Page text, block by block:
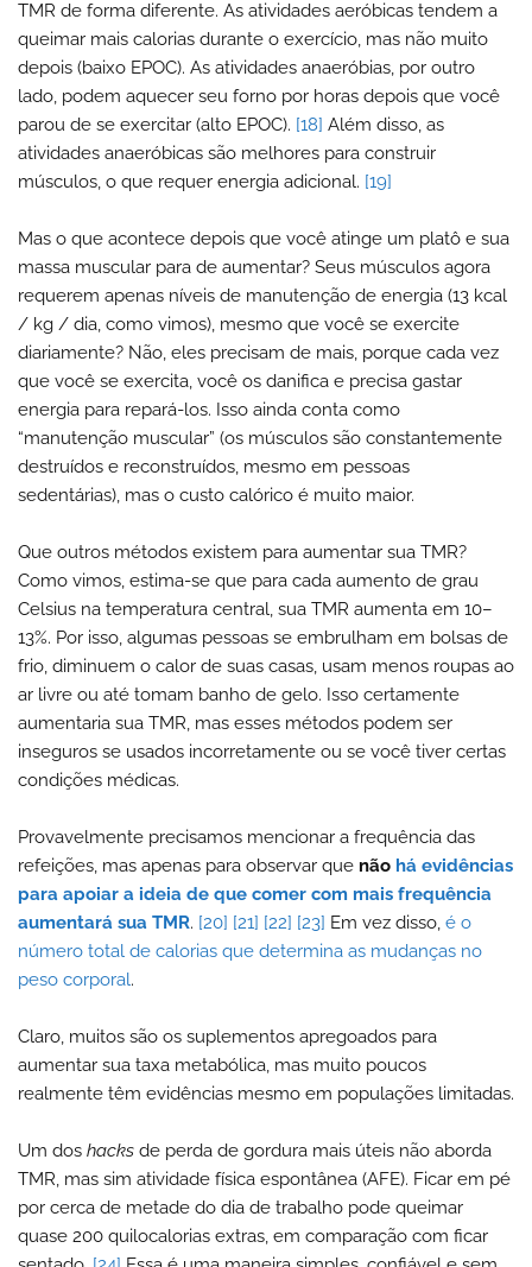
TMR de forma diferente. As atividades aeróbicas tendem a
queimar mais calorias durante o exercício, mas não muito
depois (baixo EPOC). As atividades anaeróbias, por outro
lado, podem aquecer seu forno por horas depois que você
parou de se exercitar (alto EPOC). [18] Além disso, as
atividades anaeróbicas são melhores para construir
músculos, o que requer energia adicional. [19]
Mas o que acontece depois que você atinge um platô e sua
massa muscular para de aumentar? Seus músculos agora
requerem apenas níveis de manutenção de energia (13 kcal
/ kg / dia, como vimos), mesmo que você se exercite
diariamente? Não, eles precisam de mais, porque cada vez
que você se exercita, você os danifica e precisa gastar
energia para repará-los. Isso ainda conta como
“manutenção muscular” (os músculos são constantemente
destruídos e reconstruídos, mesmo em pessoas
sedentárias), mas o custo calórico é muito maior.
Que outros métodos existem para aumentar sua TMR?
Como vimos, estima-se que para cada aumento de grau
Celsius na temperatura central, sua TMR aumenta em 10–
13%. Por isso, algumas pessoas se embrulham em bolsas de
frio, diminuem o calor de suas casas, usam menos roupas ao
ar livre ou até tomam banho de gelo. Isso certamente
aumentaria sua TMR, mas esses métodos podem ser
inseguros se usados ​​incorretamente ou se você tiver certas
condições médicas.
Provavelmente precisamos mencionar a frequência das
refeições, mas apenas para observar que não há evidências
para apoiar a ideia de que comer com mais frequência
aumentará sua TMR. [20] [21] [22] [23] Em vez disso, é o
número total de calorias que determina as mudanças no
peso corporal.
Claro, muitos são os suplementos apregoados para
aumentar sua taxa metabólica, mas muito poucos
realmente têm evidências mesmo em populações limitadas.
Um dos hacks de perda de gordura mais úteis não aborda
TMR, mas sim atividade física espontânea (AFE). Ficar em pé
por cerca de metade do dia de trabalho pode queimar
quase 200 quilocalorias extras, em comparação com ficar